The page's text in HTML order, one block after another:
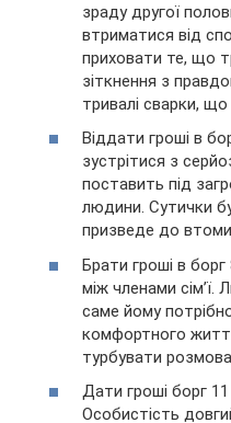
зраду другої
втриматися від
приховати те, що
зіткнення з
тривалі сварки,
Віддати гроші в
зустрітися з
поставить під
людини. Сутички
призведе до
Брати гроші в
між членами
саме йому
комфортного
турбувати
Дати гроші борг
Особистість